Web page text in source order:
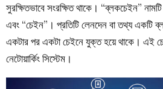
সুরক্ষিতভাবে সংরক্ষিত থাকে। “ব্লকচেইন”
এবং “চেইন”। প্রতিটি লেনদেন বা তথ্য একটি
একটার পর একটা চেইনে যুক্ত হয়ে থাকে। এই
নেটোয়ার্কিং সিস্টেম।